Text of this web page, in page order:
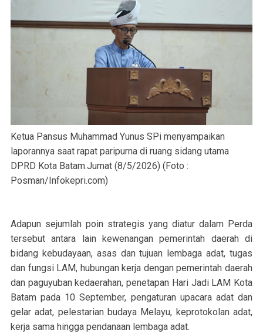
Ketua Pansus Muhammad Yunus SPi menyampaikan
laporannya saat rapat paripurna di ruang sidang utama
DPRD Kota Batam.Jumat (8/5/2026) (Foto :
Posman/Infokepri.com)
Adapun sejumlah poin strategis yang diatur dalam Perda
tersebut antara lain kewenangan pemerintah daerah di
bidang kebudayaan, asas dan tujuan lembaga adat, tugas
dan fungsi LAM, hubungan kerja dengan pemerintah daerah
dan paguyuban kedaerahan, penetapan Hari Jadi LAM Kota
Batam pada 10 September, pengaturan upacara adat dan
gelar adat, pelestarian budaya Melayu, keprotokolan adat,
kerja sama hingga pendanaan lembaga adat.